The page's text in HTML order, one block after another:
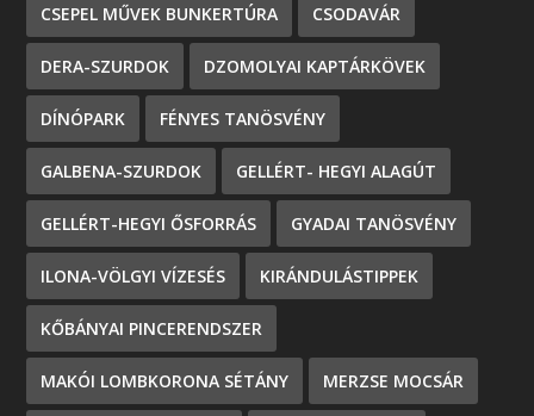
CSEPEL MŰVEK BUNKERTÚRA CSODAVÁR
DERA-SZURDOK DZOMOLYAI KAPTÁRKÖVEK
DÍNÓPARK FÉNYES TANÖSVÉNY
GALBENA-SZURDOK GELLÉRT- HEGYI ALAGÚT
GELLÉRT-HEGYI ŐSFORRÁS GYADAI TANÖSVÉNY
ILONA-VÖLGYI VÍZESÉS KIRÁNDULÁSTIPPEK
KŐBÁNYAI PINCERENDSZER
MAKÓI LOMBKORONA SÉTÁNY MERZSE MOCSÁR